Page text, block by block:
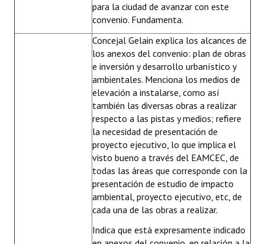
para la ciudad de avanzar con este
convenio. Fundamenta.
Concejal Gelain explica los alcances de
los anexos del convenio: plan de obras
e inversión y desarrollo urbanístico y
ambientales. Menciona los medios de
elevación a instalarse, como así
también las diversas obras a realizar
respecto a las pistas y medios; refiere
la necesidad de presentación de
proyecto ejecutivo, lo que implica el
visto bueno a través del EAMCEC, de
todas las áreas que corresponde con la
presentación de estudio de impacto
ambiental, proyecto ejecutivo, etc, de
cada una de las obras a realizar.
Indica que está expresamente indicado